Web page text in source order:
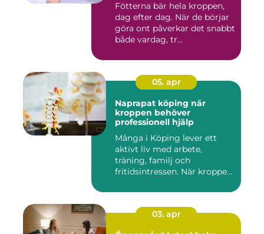
Fötterna bär hela kroppen,
dag efter dag. När de börjar
göra ont påverkar det snabbt
både vardag, tr...
05. apr
Naprapat köping när
kroppen behöver
professionell hjälp
Många i Köping lever ett
aktivt liv med arbete,
träning, familj och
fritidsintressen. När kroppen
03. apr